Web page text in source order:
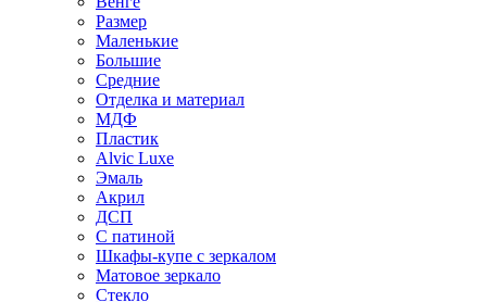
Размер
Маленькие
Большие
Средние
Отделка и материал
МДФ
Пластик
Alvic Luxe
Эмаль
Акрил
ДСП
С патиной
Шкафы-купе с зеркалом
Матовое зеркало
Стекло